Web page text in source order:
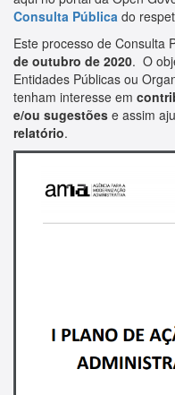
Consulta Pública do
Este processo de Consulta
de outubro de 2020. O
Entidades Públicas ou
tenham interesse em
e/ou sugestões e assim
relatório.